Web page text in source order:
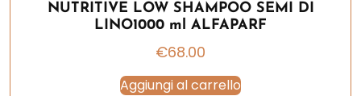
NUTRITIVE LOW SHAMPOO SEMI DI
LINO1000 ml ALFAPARF
€68.00
Aggiungi al carrello